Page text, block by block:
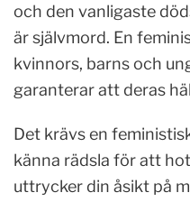
och den vanligaste
är självmord. En
kvinnors, barns och
garanterar att deras
Det krävs en
känna rädsla för att
uttrycker din åsikt på